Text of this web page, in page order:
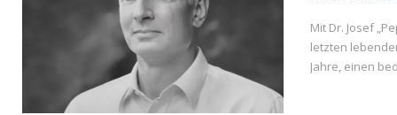
Mit Dr. Josef
letzten
Jahre, einen